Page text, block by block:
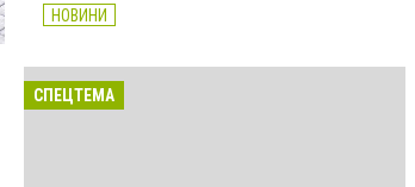
НОВИНИ
СПЕЦТЕМА